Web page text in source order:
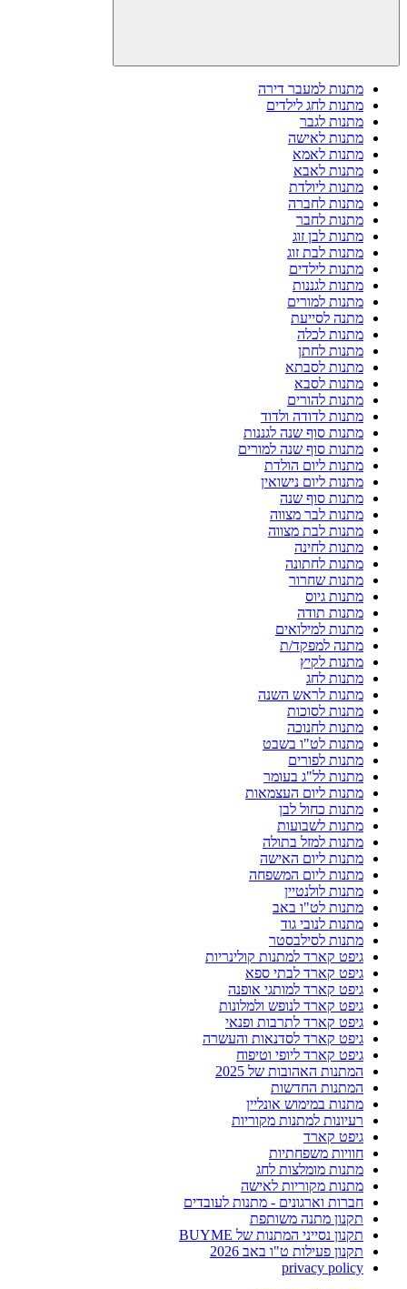
מתנות למעבר דירה
מתנות לחג לילדים
מתנות לגבר
מתנות לאישה
מתנות לאמא
מתנות לאבא
מתנות ליולדת
מתנות לחברה
מתנות לחבר
מתנות לבן זוג
מתנות לבת זוג
מתנות לילדים
מתנות לגננות
מתנות למורים
מתנה לסייעת
מתנות לכלה
מתנות לחתן
מתנות לסבתא
מתנות לסבא
מתנות להורים
מתנות לדודה ולדוד
מתנות סוף שנה לגננות
מתנות סוף שנה למורים
מתנות ליום הולדת
מתנות ליום נישואין
מתנות סוף שנה
מתנות לבר מצווה
מתנות לבת מצווה
מתנות לחינה
מתנות לחתונה
מתנות שחרור
מתנות גיוס
מתנות תודה
מתנות למילואים
מתנה למפקד/ת
מתנות לקיץ
מתנות לחג
מתנות לראש השנה
מתנות לסוכות
מתנות לחנוכה
מתנות לט"ו בשבט
מתנות לפורים
מתנות לל"ג בעומר
מתנות ליום העצמאות
מתנות כחול לבן
מתנות לשבועות
מתנות למזל בתולה
מתנות ליום האישה
מתנות ליום המשפחה
מתנות לולנטיין
מתנות לט"ו באב
מתנות לנובי גוד
מתנות לסילבסטר
גיפט קארד למתנות קולינריות
גיפט קארד לבתי ספא
גיפט קארד למותגי אופנה
גיפט קארד לנופש ולמלונות
גיפט קארד לתרבות ופנאי
גיפט קארד לסדנאות והעשרה
גיפט קארד ליופי וטיפוח
המתנות האהובות של 2025
המתנות החדשות
מתנות במימוש אונליין
רעיונות למתנות מקוריות
גיפט קארד
חוויות משפחתיות
מתנות מומלצות לחג
מתנות מקוריות לאישה
חברות וארגונים - מתנות לעובדים
תקנון מתנה משותפת
תקנון נסייני המתנות של BUYME
תקנון פעילות ט"ו באב 2026
privacy policy